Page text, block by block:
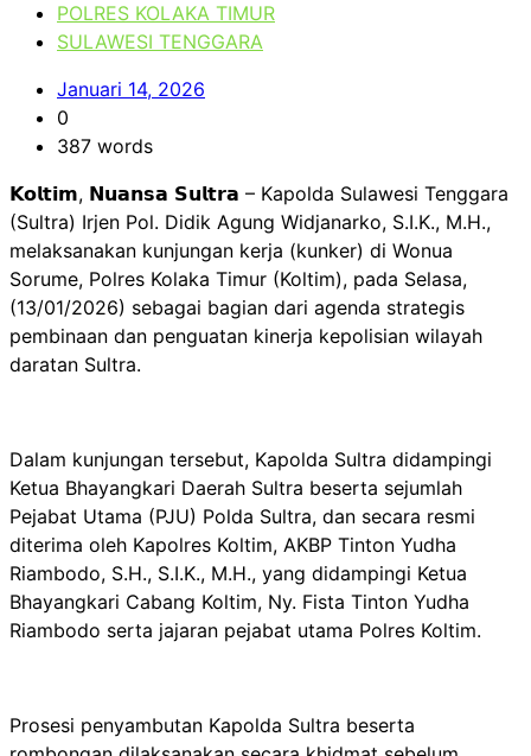
POLRES KOLAKA TIMUR
SULAWESI TENGGARA
Januari 14, 2026
0
387 words
𝗞𝗼𝗹𝘁𝗶𝗺, 𝗡𝘂𝗮𝗻𝘀𝗮 𝗦𝘂𝗹𝘁𝗿𝗮 – Kapolda Sulawesi Tenggara
(Sultra) Irjen Pol. Didik Agung Widjanarko, S.I.K., M.H.,
melaksanakan kunjungan kerja (kunker) di Wonua
Sorume, Polres Kolaka Timur (Koltim), pada Selasa,
(13/01/2026) sebagai bagian dari agenda strategis
pembinaan dan penguatan kinerja kepolisian wilayah
daratan Sultra.
Dalam kunjungan tersebut, Kapolda Sultra didampingi
Ketua Bhayangkari Daerah Sultra beserta sejumlah
Pejabat Utama (PJU) Polda Sultra, dan secara resmi
diterima oleh Kapolres Koltim, AKBP Tinton Yudha
Riambodo, S.H., S.I.K., M.H., yang didampingi Ketua
Bhayangkari Cabang Koltim, Ny. Fista Tinton Yudha
Riambodo serta jajaran pejabat utama Polres Koltim.
Prosesi penyambutan Kapolda Sultra beserta